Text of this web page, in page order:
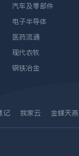
汽车及零部件
电子半导体
医药流通
现代农牧
钢铁冶金
记 我家云 金蝶天燕